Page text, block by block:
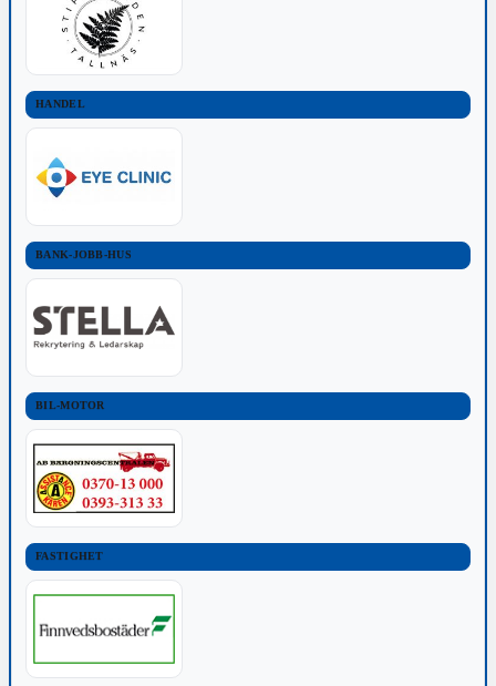
HANDEL
BANK-JOBB-HUS
BIL-MOTOR
FASTIGHET